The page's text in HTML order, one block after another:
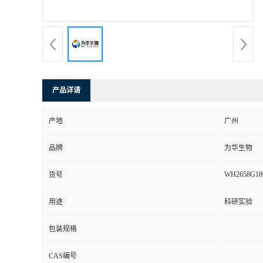
产品详请
产地 广州
品牌 为华生物
货号
用途 科研实验
包装规格
CAS编号